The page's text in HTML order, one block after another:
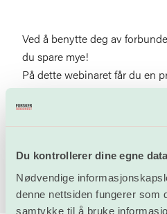
Du kontrollerer dine egne
Nødvendige
denne nettsiden fungerer som
samtykke til å bruke
Ved å benytte deg av
du spare mye!
På dette webinaret får du en
gjennomgang av
bankprodukter, som du som